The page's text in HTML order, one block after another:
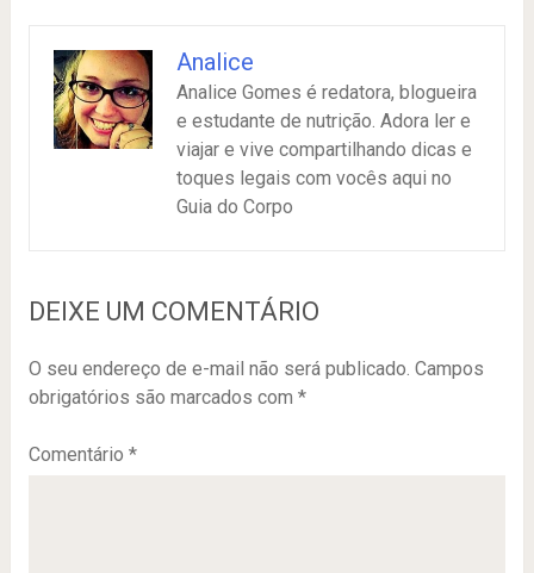
Analice
Analice Gomes é redatora, blogueira
e estudante de nutrição. Adora ler e
viajar e vive compartilhando dicas e
toques legais com vocês aqui no
Guia do Corpo
DEIXE UM COMENTÁRIO
O seu endereço de e-mail não será publicado. Campos
obrigatórios são marcados com *
Comentário *